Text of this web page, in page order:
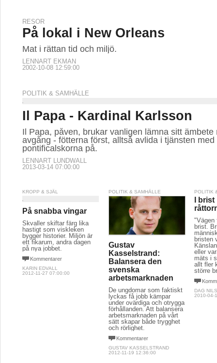
RESOR
På lokal i New Orleans
Mat i rättan tid och miljö.
LENNART EKMAN
2002-10-08 12:59:00
POLITIK & SAMHÄLLE
Il Papa - Kardinal Karlsson
Il Papa, påven, brukar vanligen lämna sitt ämbete
avgång - fötterna först, alltså avlida i tjänsten med
pontificalskorna på.
LENNART LUNDWALL
2013-03-14 07:00:00
KROPP & SJÄL
På snabba vingar
Skvaller skiftar färg lika
hastigt som viskleken
bygger historier. Miljön är
ett fikarum, andra dagen
på nya jobbet.
Kommentarer
KARIN EDVALL
2012-11-27 07:00:00
POLITIK & SAMHÄLLE
Gustav
Kasselstrand:
Balansera den
svenska
arbetsmarknaden
De ungdomar som faktiskt
lyckas få jobb kämpar
under ovärdiga och otrygga
förhållanden. Att balansera
arbetsmarknaden på vårt
sätt skapar både trygghet
och rörlighet.
Kommentarer
GUSTAV KASSELSTRAND
2012-11-19 12:36:00
POLITIK
I
"Vägen
brist.
bristen
eller
mäts i
allt fler
större
DAG
2010-04-